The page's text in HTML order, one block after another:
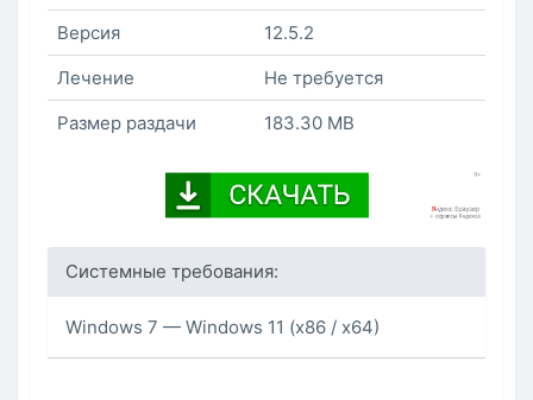
Версия
12.5.2
Лечение
Не требуется
Размер раздачи
183.30 MB
Системные требования:
Windows 7 — Windows 11 (x86 / x64)